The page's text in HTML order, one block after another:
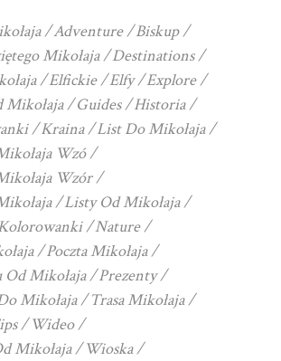
Adventure
Biskup
Mikołaja
Destinations
Elfickie Elfy
Explore
Mikołaja
Guides
Historia
Kraina
List Do Mikołaja
Wzó
Wzór
Listy Od Mikołaja
Nature
Poczta Mikołaja
Od Mikołaja
Prezenty
Mikołaja
Trasa Mikołaja
Wideo
Mikołaja
Wioska